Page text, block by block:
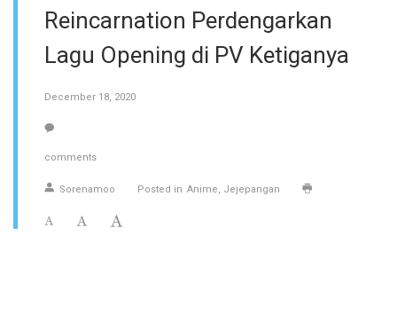
Reincarnation Perdengarkan
Lagu Opening di PV Ketiganya
December 18, 2020
comments
Sorenamoo Posted in Anime Jejepangan